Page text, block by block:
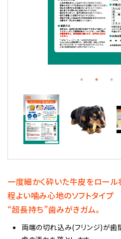
一度細かく砕いた牛皮をロール
程よい噛み心地のソフトタイプ
“超長持ち”歯みがきガム。
両端の切れ込み(フリンジ)が歯